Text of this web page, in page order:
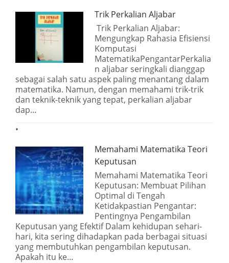
Trik Perkalian Aljabar
Trik Perkalian Aljabar:
Mengungkap Rahasia Efisiensi
Komputasi
MatematikaPengantarPerkalia
n aljabar seringkali dianggap
sebagai salah satu aspek paling menantang dalam
matematika. Namun, dengan memahami trik-trik
dan teknik-teknik yang tepat, perkalian aljabar
dap…
Memahami Matematika Teori
Keputusan
Memahami Matematika Teori
Keputusan: Membuat Pilihan
Optimal di Tengah
Ketidakpastian Pengantar:
Pentingnya Pengambilan
Keputusan yang Efektif Dalam kehidupan sehari-
hari, kita sering dihadapkan pada berbagai situasi
yang membutuhkan pengambilan keputusan.
Apakah itu ke…